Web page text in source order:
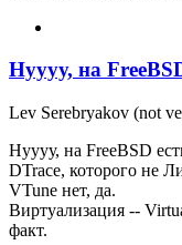
Нуууу, на
Lev Serebryakov (not
Нуууу, на FreeBSD
DTrace, которого не
VTune нет, да.
Виртуализация --
факт.